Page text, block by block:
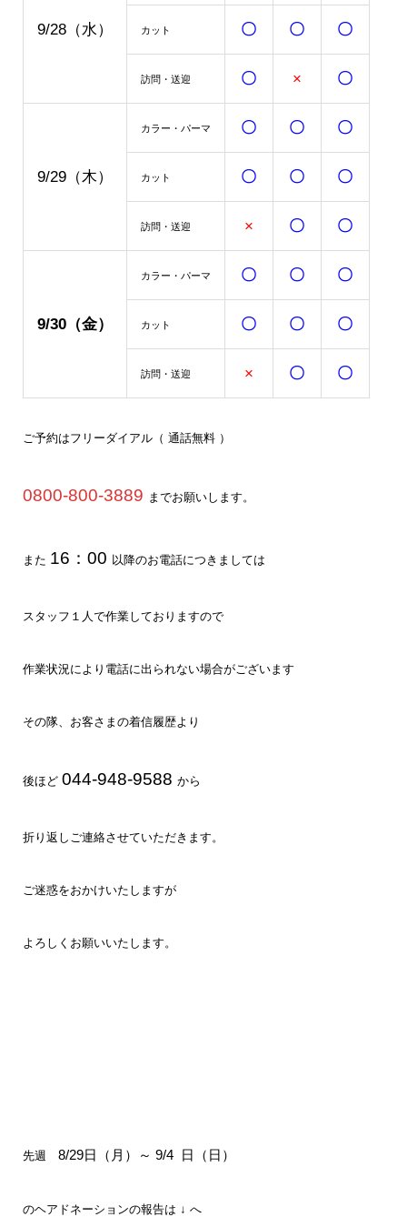
9/28（水） カット 〇 〇 〇
訪問・送迎 〇 × 〇
9/29（木）
カラー・パーマ 〇 〇 〇
カット 〇 〇 〇
訪問・ 送迎 × 〇 〇
9/30（金）
カラー・パーマ 〇 〇 〇
カット 〇 〇 〇
訪問・送迎 × 〇 〇
ご予約はフリーダイアル（ 通話無料 ）
0800-800-3889 までお願いします。
また 16：00 以降のお電話につきましては
スタッフ１人で作業しておりますので
作業状況により電話に出られない場合がございます
その隊、お客さまの着信履歴より
後ほど 044-948-9588 から
折り返しご連絡させていただきます。
ご迷惑をおかけいたしますが
よろしくお願いいたします。
先週 8/29日（月）～ 9/4 日（日）
のヘアドネーションの報告は ↓ へ